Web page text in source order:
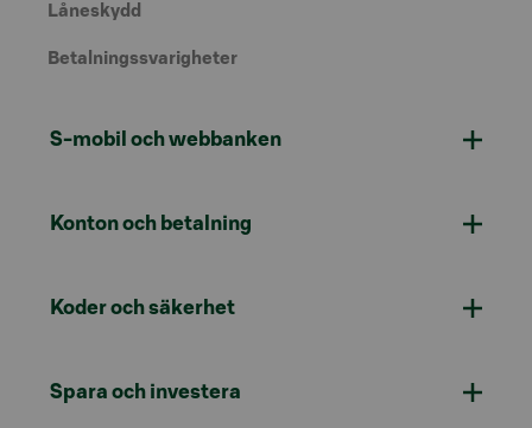
Låneskydd
Betalningssvarigheter
S-mobil och webbanken
Konton och betalning
Koder och säkerhet
Spara och investera